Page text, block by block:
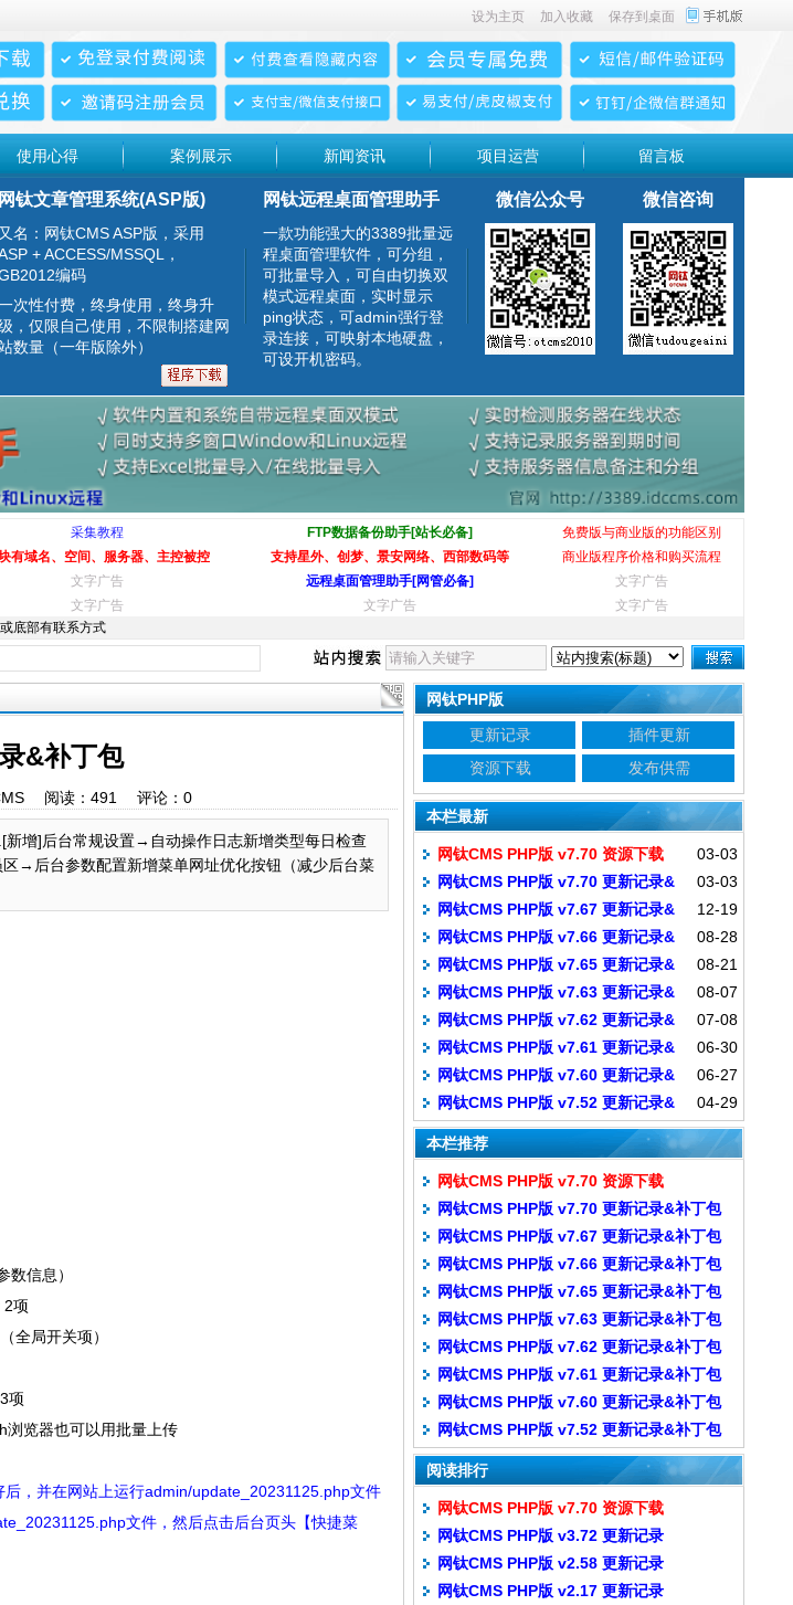
设为主页 加入收藏 保存到桌面
使用心得 案例展示 新闻资讯 项目运营 留言板
网钛文章管理系统(ASP版)
又名：网钛CMS ASP版，采用
+ ACCESS/MSSQL，
编码
次性付费，终身使用，终身升
，仅限自己使用，不限制搭建网
数量（一年版除外）
网钛远程桌面管理助手
一款功能强大的3389批量远
程桌面管理软件，可分组，
可批量导入，可自由切换双
模式远程桌面，实时显示
ping状态，可admin强行登
录连接，可映射本地硬盘，
可设开机密码。
微信公众号 微信咨询
采集教程 FTP数据备份助手[站长必备]
免费版与商业版的功能区别
有域名、空间、服务器、主控被控 支持星外、创梦、景安网络、西部数码等
商业版程序价格和购买流程
文字广告 远程桌面管理助手[网管必备]
文字广告
文字广告 文字广告
文字广告
底部有联系方式
&补丁包
阅读： 491 评论： 0
增]后台常规设置→自动操作日志新增类型每日检查
→后台参数配置新增菜单网址优化按钮（减少后台菜
信息）
2项
全局开关项）
项
浏览器也可以用批量上传
，并在网站上运行admin/update_20231125.php文件
文件，然后点击后台页头【快捷菜
网钛PHP版
更新记录
插件更新
资源下载
发布供需
本栏最新
03-03
网钛CMS PHP版 v7.70 资源下载
03-03
网钛CMS PHP版 v7.70 更新记录&
补丁包
12-19
网钛CMS PHP版 v7.67 更新记录&
补丁包
08-28
网钛CMS PHP版 v7.66 更新记录&
补丁包
08-21
网钛CMS PHP版 v7.65 更新记录&
补丁包
08-07
网钛CMS PHP版 v7.63 更新记录&
补丁包
07-08
网钛CMS PHP版 v7.62 更新记录&
补丁包
06-30
网钛CMS PHP版 v7.61 更新记录&
补丁包
06-27
网钛CMS PHP版 v7.60 更新记录&
补丁包
04-29
网钛CMS PHP版 v7.52 更新记录&
补丁包
本栏推荐
网钛CMS PHP版 v7.70 资源下载
网钛CMS PHP版 v7.70 更新记录&补丁包
网钛CMS PHP版 v7.67 更新记录&补丁包
网钛CMS PHP版 v7.66 更新记录&补丁包
网钛CMS PHP版 v7.65 更新记录&补丁包
网钛CMS PHP版 v7.63 更新记录&补丁包
网钛CMS PHP版 v7.62 更新记录&补丁包
网钛CMS PHP版 v7.61 更新记录&补丁包
网钛CMS PHP版 v7.60 更新记录&补丁包
网钛CMS PHP版 v7.52 更新记录&补丁包
阅读排行
网钛CMS PHP版 v7.70 资源下载
网钛CMS PHP版 v3.72 更新记录
网钛CMS PHP版 v2.58 更新记录
网钛CMS PHP版 v2.17 更新记录